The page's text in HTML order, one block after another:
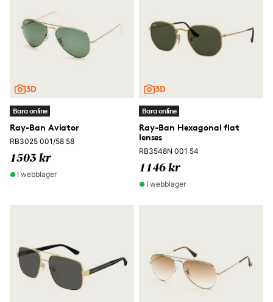
Bara online
Ray-Ban Aviator
RB3025 001/58 58
1503 kr
I webblager
Bara online
Ray-Ban Hexagonal flat
lenses
RB3548N 001 54
1146 kr
I webblager